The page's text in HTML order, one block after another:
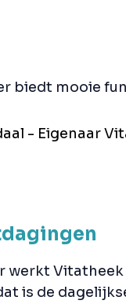
biedt mooie
- Eigenaar
werkt
is de